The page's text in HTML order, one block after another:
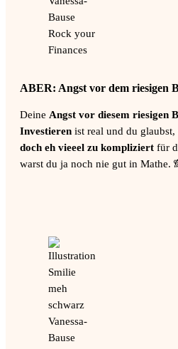
ABER: Angst vor dem riesigen
Deine Angst vor diesem riesigen
Investieren ist real und du glaubst,
doch eh vieeel zu kompliziert für
warst du ja noch nie gut in Mathe.